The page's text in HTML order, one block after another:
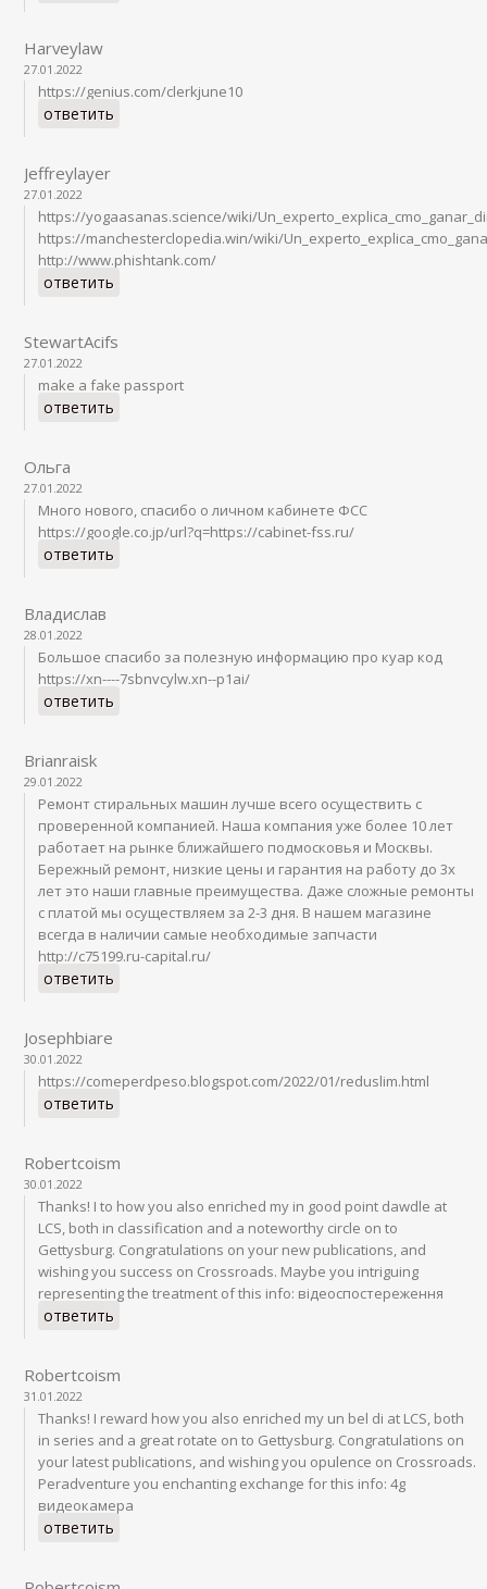
Harveylaw
27.01.2022
https://genius.com/clerkjune10
ответить
Jeffreylayer
27.01.2022
https://yogaasanas.science/wiki/
https://manchesterclopedia.win/wiki/
http://www.phishtank.com/
ответить
StewartAcifs
27.01.2022
make a fake passport
ответить
Ольга
27.01.2022
Много нового, спасибо о личном кабинете ФСС
https://google.co.jp/url?q=https://cabinet-fss.ru/
ответить
Владислав
28.01.2022
Большое спасибо за полезную информацию про куар код
https://xn----7sbnvcylw.xn--p1ai/
ответить
Brianraisk
29.01.2022
Ремонт стиральных машин лучше всего осуществить с
проверенной компанией. Наша компания уже более 10 лет
работает на рынке ближайшего подмосковья и Москвы.
Бережный ремонт, низкие цены и гарантия на работу до 3х
лет это наши главные преимущества. Даже сложные ремонты
с платой мы осуществляем за 2-3 дня. В нашем магазине
всегда в наличии самые необходимые запчасти
http://c75199.ru-capital.ru/
ответить
Josephbiare
30.01.2022
https://comeperdpeso.blogspot.com/2022/01/reduslim.html
ответить
Robertcoism
30.01.2022
Thanks! I to how you also enriched my in good point dawdle at
LCS, both in classification and a noteworthy circle on to
Gettysburg. Congratulations on your new publications, and
wishing you success on Crossroads. Maybe you intriguing
representing the treatment of this info: відеоспостереження
ответить
Robertcoism
31.01.2022
Thanks! I reward how you also enriched my un bel di at LCS, both
in series and a great rotate on to Gettysburg. Congratulations on
your latest publications, and wishing you opulence on Crossroads.
Peradventure you enchanting exchange for this info: 4g
видеокамера
ответить